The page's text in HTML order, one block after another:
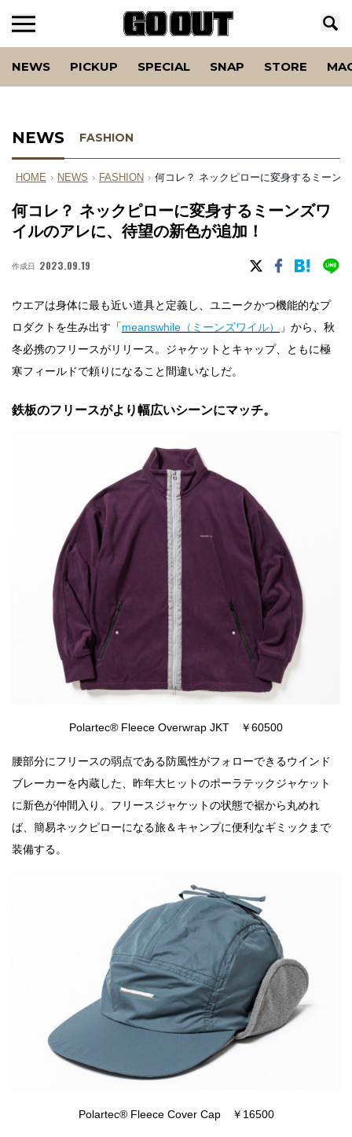
NEWS PICKUP SPECIAL SNAP STORE
NEWS FASHION
HOME › NEWS › FASHION › 何コレ？ ネックピローに変身するミーン
何コレ？ ネックピローに変身するミーンズワ
イルのアレに、待望の新色が追加！
作成日 2023.09.19
ウエアは身体に最も近い道具と定義し、ユニークかつ機能的なプ
ロダクトを生み出す「meanswhile（ミーンズワイル）
」から、秋
冬必携のフリースがリリース。ジャケットとキャップ、ともに極
寒フィールドで頼りになること間違いなしだ。
鉄板のフリースがより幅広いシーンにマッチ。
Polartec® Fleece Overwrap JKT ￥60500
腰部分にフリースの弱点である防風性がフォローできるウインド
ブレーカーを内蔵した、昨年大ヒットのポーラテックジャケット
に新色が仲間入り。フリースジャケットの状態で裾から丸めれ
ば、簡易ネックピローになる旅＆キャンプに便利なギミックまで
装備する。
Polartec® Fleece Cover Cap ￥16500